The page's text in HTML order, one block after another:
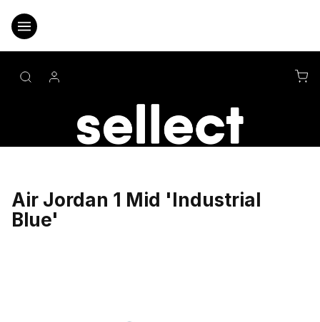
obsah
Air Jordan 1 Mid 'Industrial
Blue'